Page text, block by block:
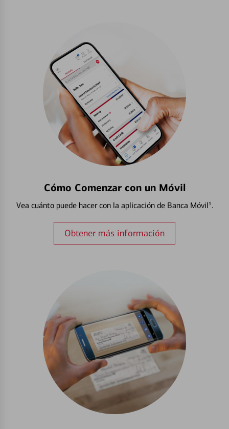
Cómo Comenzar con un Móvil
Vea cuánto puede hacer con la aplicación de Banca Móvil¹.
Obtener más información